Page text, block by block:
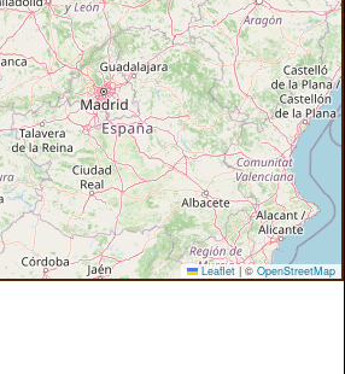
Leaflet | © OpenStreetMap